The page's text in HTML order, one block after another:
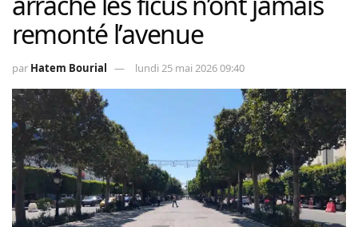
remonté l’avenue
par Hatem Bourial lundi 25 mai 2026 09:40